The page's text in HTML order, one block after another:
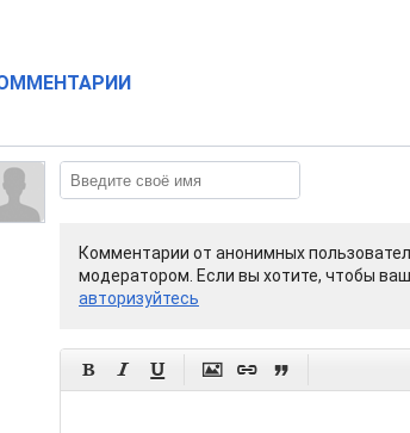
Комментарии от анонимных
модератором. Если вы хотите, чтобы
авторизуйтесь
     